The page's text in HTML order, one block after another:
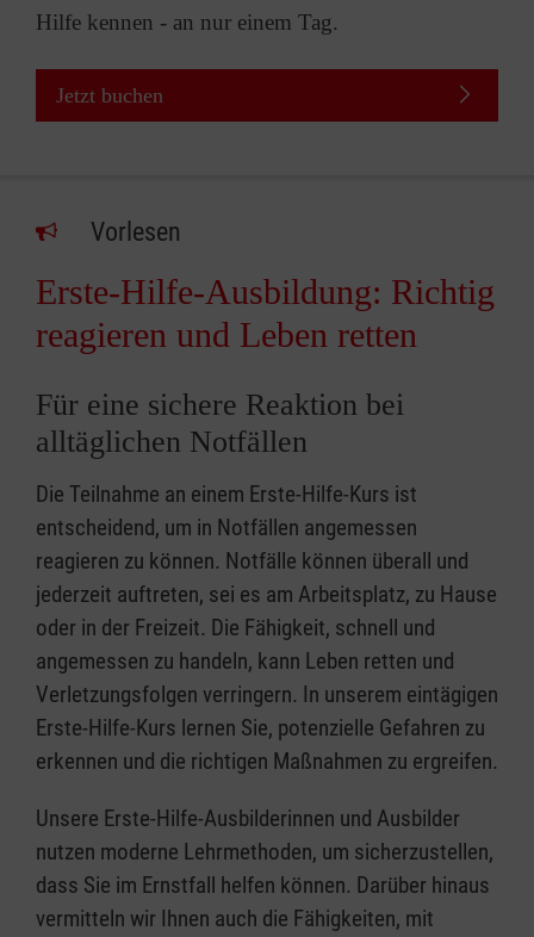
Hilfe kennen - an nur einem Tag.
Jetzt buchen
Vorlesen
Erste-Hilfe-Ausbildung: Richtig
reagieren und Leben retten
Für eine sichere Reaktion bei
alltäglichen Notfällen
Die Teilnahme an einem Erste-Hilfe-Kurs ist
entscheidend, um in Notfällen angemessen
reagieren zu können. Notfälle können überall und
jederzeit auftreten, sei es am Arbeitsplatz, zu Hause
oder in der Freizeit. Die Fähigkeit, schnell und
angemessen zu handeln, kann Leben retten und
Verletzungsfolgen verringern. In unserem eintägigen
Erste-Hilfe-Kurs lernen Sie, potenzielle Gefahren zu
erkennen und die richtigen Maßnahmen zu ergreifen.
Unsere Erste-Hilfe-Ausbilderinnen und Ausbilder
nutzen moderne Lehrmethoden, um sicherzustellen,
dass Sie im Ernstfall helfen können. Darüber hinaus
vermitteln wir Ihnen auch die Fähigkeiten, mit